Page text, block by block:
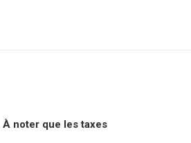
À noter que les taxes